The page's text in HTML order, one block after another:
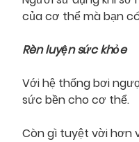
của cơ thể mà bạn
Rèn luyện sức khỏe
Với hệ thống bơi
sức bền cho cơ thể.
Còn gì tuyệt vời hơn